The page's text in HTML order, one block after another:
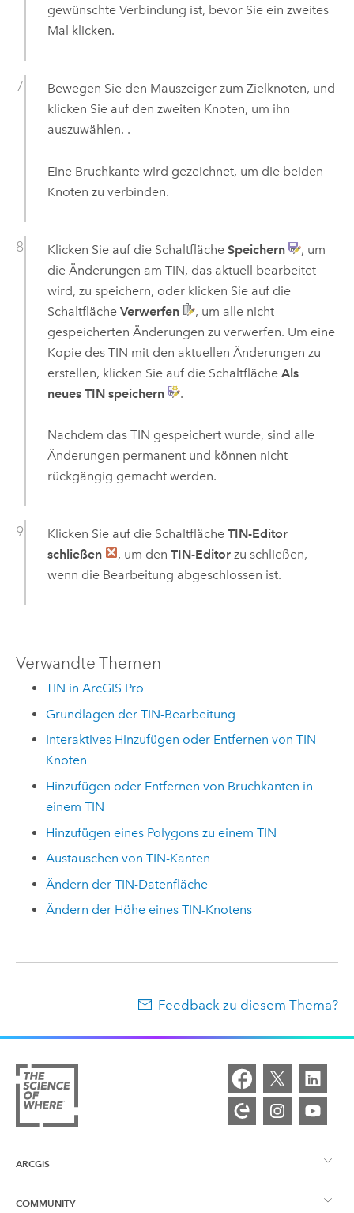
gewünschte Verbindung ist, bevor Sie ein zweites
Mal klicken.
Bewegen Sie den Mauszeiger zum Zielknoten, und
klicken Sie auf den zweiten Knoten, um ihn
auszuwählen. .
Eine Bruchkante wird gezeichnet, um die beiden
Knoten zu verbinden.
Klicken Sie auf die Schaltfläche Speichern
, um
die Änderungen am TIN, das aktuell bearbeitet
wird, zu speichern, oder klicken Sie auf die
Schaltfläche Verwerfen
, um alle nicht
gespeicherten Änderungen zu verwerfen. Um eine
Kopie des TIN mit den aktuellen Änderungen zu
erstellen, klicken Sie auf die Schaltfläche Als
neues TIN speichern
.
Nachdem das TIN gespeichert wurde, sind alle
Änderungen permanent und können nicht
rückgängig gemacht werden.
Klicken Sie auf die Schaltfläche TIN-Editor
schließen
, um den TIN-Editorzu schließen,
wenn die Bearbeitung abgeschlossen ist.
Verwandte Themen
TIN in ArcGIS Pro
Grundlagen der TIN-Bearbeitung
Interaktives Hinzufügen oder Entfernen von TIN-
Knoten
Hinzufügen oder Entfernen von Bruchkanten in
einem TIN
Hinzufügen eines Polygons zu einem TIN
Austauschen von TIN-Kanten
Ändern der TIN-Datenfläche
Ändern der Höhe eines TIN-Knotens
Feedback zu diesem Thema?
ARCGIS
ArcGIS – Überblick
COMMUNITY